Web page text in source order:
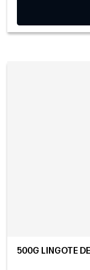
500G LINGOTE